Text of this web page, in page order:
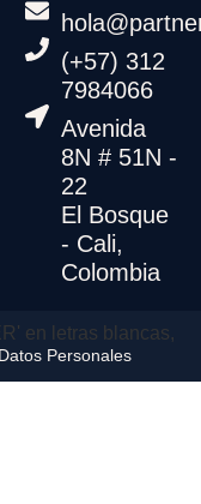
(+57) 312
7984066
Avenida
8N # 51N -
22
El Bosque
- Cali,
Colombia
Personales